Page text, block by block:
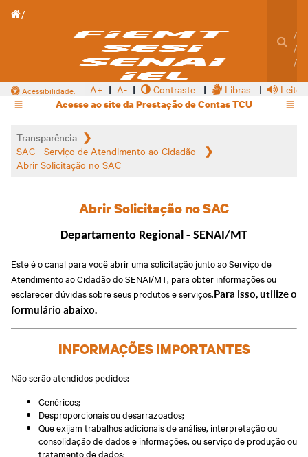
Acessibilidade: A+ A- Contraste Libras Leitor
TRANSPARÊNCIA SENAI
Acesse ao site da Prestação de Contas TCU
Transparência
SAC - Serviço de Atendimento ao Cidadão
Abrir Solicitação no SAC
Abrir Solicitação no SAC
Departamento Regional - SENAI/MT
Este é o canal para você abrir uma solicitação junto ao Serviço de
Atendimento ao Cidadão do SENAI/MT, para obter informações ou
esclarecer dúvidas sobre seus produtos e serviços.Para isso, utilize o
formulário abaixo.
INFORMAÇÕES IMPORTANTES
Não serão atendidos pedidos:
Genéricos;
Desproporcionais ou desarrazoados;
Que exijam trabalhos adicionais de análise, interpretação ou
consolidação de dados e informações, ou serviço de produção ou
tratamento de dados;